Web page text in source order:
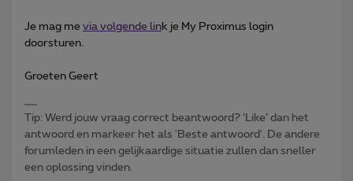
Je mag me via volgende link je My Proximus login
doorsturen.
Groeten Geert
Tip: Werd jouw vraag correct beantwoord? ‘Like’ dan het
antwoord en markeer het als 'Beste antwoord'. De andere
forumleden in een gelijkaardige situatie zullen dan sneller
een oplossing vinden.